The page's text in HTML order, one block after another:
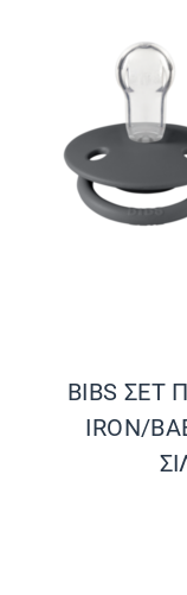
BIBS ΣΕΤ
IRON/